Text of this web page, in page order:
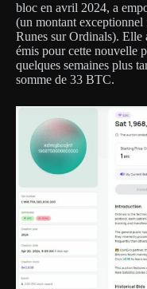
bloc en avril 2024, a
(un montant
Runes sur Ordinals). Elle
émis pour cette nouvelle
quelques semaines plus
somme de 33 BTC.